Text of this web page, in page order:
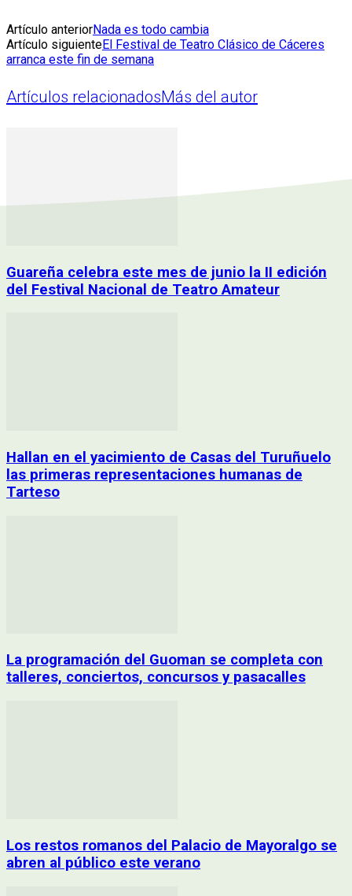
Artículo anteriorNada es todo cambia
Artículo siguienteEl Festival de Teatro Clásico de Cáceres
arranca este fin de semana
Artículos relacionadosMás del autor
Guareña celebra este mes de junio la II edición
del Festival Nacional de Teatro Amateur
Hallan en el yacimiento de Casas del Turuñuelo
las primeras representaciones humanas de
Tarteso
La programación del Guoman se completa con
talleres, conciertos, concursos y pasacalles
Los restos romanos del Palacio de Mayoralgo se
abren al público este verano